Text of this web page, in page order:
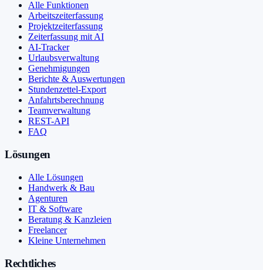
Alle Funktionen
Arbeitszeiterfassung
Projektzeiterfassung
Zeiterfassung mit AI
AI-Tracker
Urlaubsverwaltung
Genehmigungen
Berichte & Auswertungen
Stundenzettel-Export
Anfahrtsberechnung
Teamverwaltung
REST-API
FAQ
Lösungen
Alle Lösungen
Handwerk & Bau
Agenturen
IT & Software
Beratung & Kanzleien
Freelancer
Kleine Unternehmen
Rechtliches